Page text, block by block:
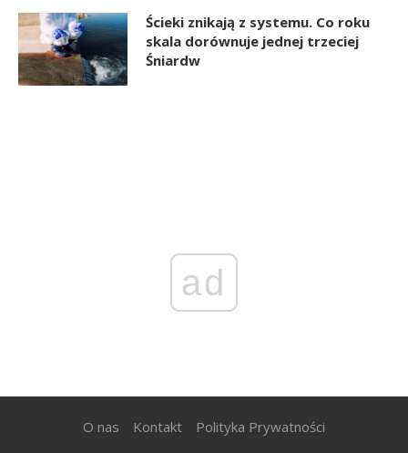
Ścieki znikają z systemu. Co roku
skala dorównuje jednej trzeciej
Śniardw
ad
O nas Kontakt Polityka Prywatności